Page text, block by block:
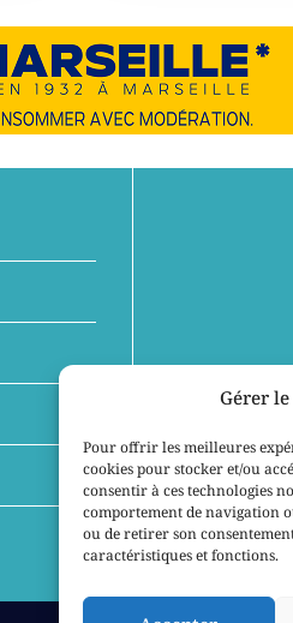
Gérer
Pour offrir les meilleures
cookies pour stocker et/ou
consentir à ces technologies
comportement de navigation
ou de retirer son
caractéristiques et fonctions.